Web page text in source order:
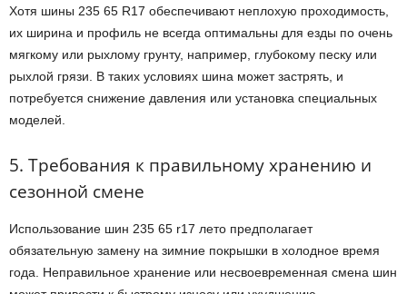
Хотя шины 235 65 R17 обеспечивают неплохую проходимость,
их ширина и профиль не всегда оптимальны для езды по очень
мягкому или рыхлому грунту, например, глубокому песку или
рыхлой грязи. В таких условиях шина может застрять, и
потребуется снижение давления или установка специальных
моделей.
5. Требования к правильному хранению и
сезонной смене
Использование шин 235 65 r17 лето предполагает
обязательную замену на зимние покрышки в холодное время
года. Неправильное хранение или несвоевременная смена шин